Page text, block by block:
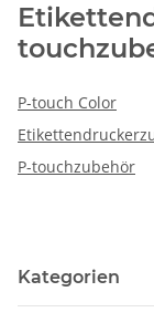
P-touch Color
P-touchzubehör
Kategorien